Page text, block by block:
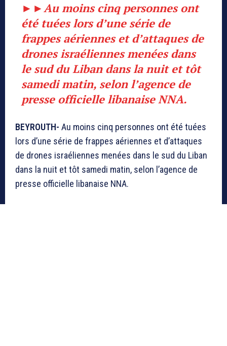
►►Au moins cinq personnes ont
été tuées lors d’une série de
frappes aériennes et d’attaques de
drones israéliennes menées dans
le sud du Liban dans la nuit et tôt
samedi matin, selon l’agence de
presse officielle libanaise NNA.
BEYROUTH- Au moins cinq personnes ont été tuées
lors d’une série de frappes aériennes et d’attaques
de drones israéliennes menées dans le sud du Liban
dans la nuit et tôt samedi matin, selon l’agence de
presse officielle libanaise NNA.